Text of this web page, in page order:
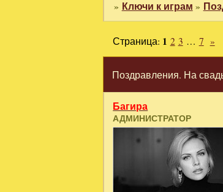
» Ключи к играм »
Поздравления. На
Страница: 1 2 3 … 7 »
Багира
АДМИНИСТРАТОР